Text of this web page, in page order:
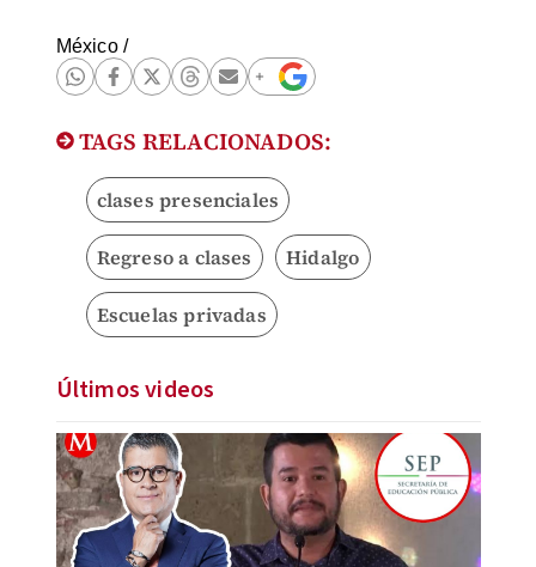
México/
TAGS RELACIONADOS:
clases presenciales
Regreso a clases Hidalgo
Escuelas privadas
Últimos videos